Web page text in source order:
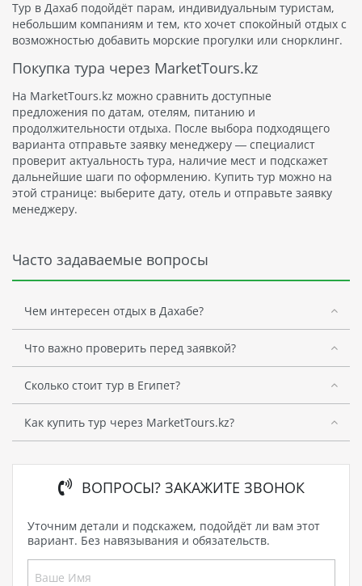
Тур в Дахаб подойдёт парам, индивидуальным туристам,
небольшим компаниям и тем, кто хочет спокойный отдых с
возможностью добавить морские прогулки или снорклинг.
Покупка тура через MarketTours.kz
На MarketTours.kz можно сравнить доступные
предложения по датам, отелям, питанию и
продолжительности отдыха. После выбора подходящего
варианта отправьте заявку менеджеру — специалист
проверит актуальность тура, наличие мест и подскажет
дальнейшие шаги по оформлению. Купить тур можно на
этой странице: выберите дату, отель и отправьте заявку
менеджеру.
Часто задаваемые вопросы
Чем интересен отдых в Дахабе?
Что важно проверить перед заявкой?
Сколько стоит тур в Египет?
Как купить тур через MarketTours.kz?
ВОПРОСЫ? ЗАКАЖИТЕ ЗВОНОК
Уточним детали и подскажем, подойдёт ли вам этот
вариант. Без навязывания и обязательств.